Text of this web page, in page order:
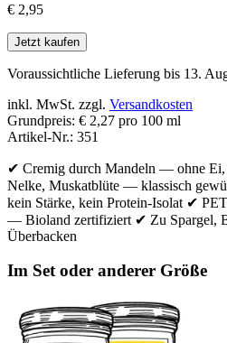
€ 2,95
Jetzt kaufen
Voraussichtliche Lieferung bis 13.
inkl. MwSt. zzgl. Versandkosten
Grundpreis: € 2,27 pro 100 ml
Artikel-Nr.: 351
✔ Cremig durch Mandeln — ohne
Nelke, Muskatblüte — klassisch
kein Stärke, kein Protein-Isolat ✔
— Bioland zertifiziert ✔ Zu Spargel,
Überbacken
Im Set oder anderer Größe